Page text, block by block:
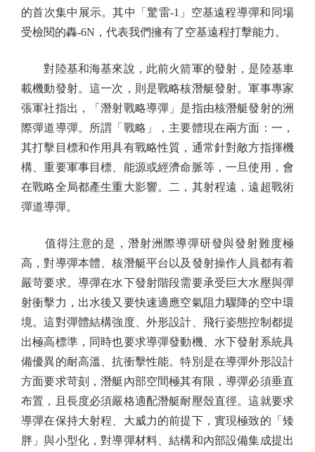
的首次集中展示。其中「驚雷-1」空基遠程導彈和同場
受檢閱的轟-6N，代表我們擁有了空基遠程打擊能力。
對陸基和海基來說，此前火箭軍的發射，是陸基車
載機動發射。這一次，則是戰略核潛艇發射。軍事專家
張軍社指出，「潛射戰略導彈」是指由核潛艇發射的洲
際彈道導彈。所謂「戰略」，主要體現在兩方面：一，
其打擊目標和作用具有戰略性質，通常針對敵方指揮機
構、重要軍事目標、能源或經濟命脈等，一旦使用，會
在戰略全局都產生重大影響。二，其射程遠，遠超戰術
彈道導彈。
值得注意的是，潛射洲際導彈研發與發射難度極
高，對導彈本體、核潛艇平台以及發射操作人員都有着
嚴苛要求。導彈在水下發射階段需要承受巨大水壓與彈
射衝擊力，出水後又要快速適應空氣阻力驟降的空中環
境。這對彈體結構強度、外形設計、飛行姿態控制都提
出極高標準，同時也要求導彈發動機、水下發射系統具
備優異的耐高溫、抗衝擊性能。特別是在導彈外形設計
方面要求苛刻，潛艇內部空間極其有限，導彈必須垂直
布置，且長度必須嚴格適配潛艇耐壓殼直徑。這就要求
導彈在保持大射程、大威力的前提下，實現極致的「矮
胖」與小型化，對導彈材料、結構和內部設備集成提出